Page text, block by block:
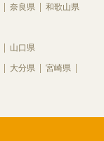
奈良県 和歌山県
山口県
大分県
宮崎県